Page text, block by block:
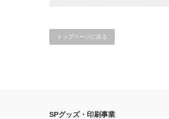
トップページに戻る
SPグッズ・印刷事業